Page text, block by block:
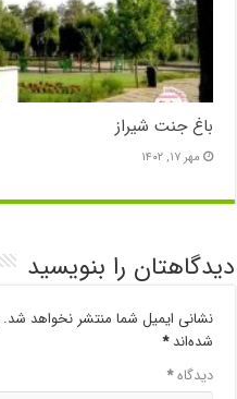
باغ جنت شیراز
مهر ۱۷, ۱۴۰۲
دیدگاهتان را بنویسید
نشانی ایمیل شما منتشر نخواهد شد.
شده‌اند*
دیدگاه*